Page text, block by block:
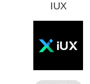
IUX